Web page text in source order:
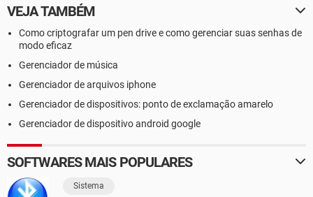
VEJA TAMBÉM
Como criptografar um pen drive e como gerenciar suas senhas de
modo eficaz
Gerenciador de música
Gerenciador de arquivos iphone
Gerenciador de dispositivos: ponto de exclamação amarelo
Gerenciador de dispositivo android google
SOFTWARES MAIS POPULARES
Sistema